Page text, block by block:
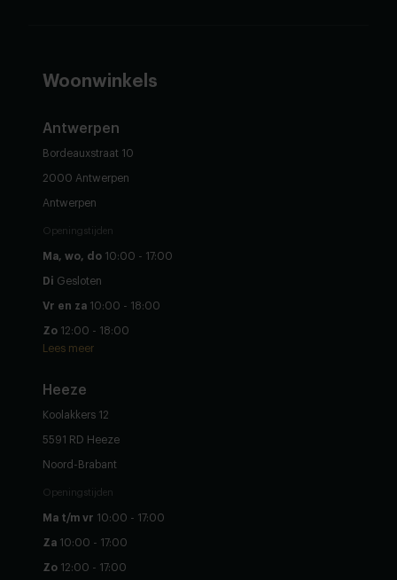
Woonwinkels
Antwerpen
Bordeauxstraat 10
2000 Antwerpen
Antwerpen
Openingstijden
Ma, wo, do 10:00 - 17:00
Di Gesloten
Vr en za 10:00 - 18:00
Zo 12:00 - 18:00
Lees meer
Heeze
Koolakkers 12
5591 RD Heeze
Noord-Brabant
Openingstijden
Ma t/m vr 10:00 - 17:00
Za 10:00 - 17:00
Zo 12:00 - 17:00